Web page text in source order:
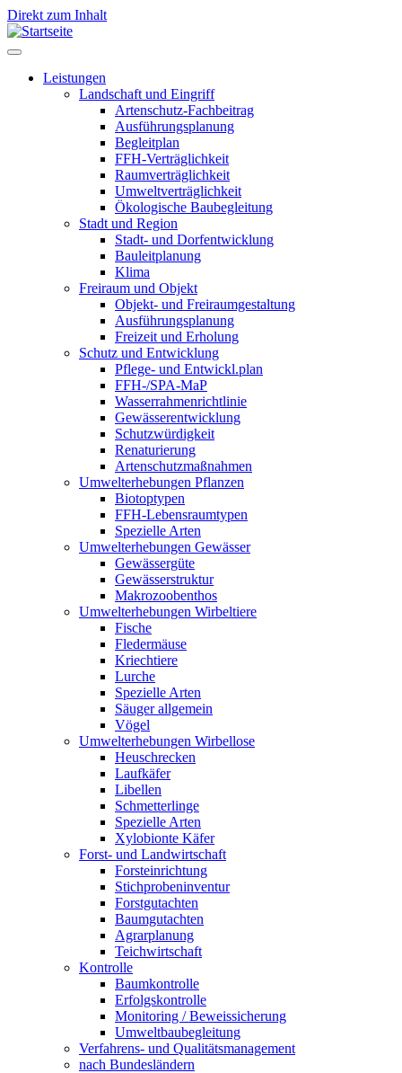
Direkt zum Inhalt
Leistungen
Leistungen
Landschaft und Eingriff
Artenschutz-Fachbeitrag
Ausführungsplanung
Begleitplan
FFH-Verträglichkeit
Raumverträglichkeit
Umweltverträglichkeit
Ökologische Baubegleitung
Stadt und Region
Stadt- und Dorfentwicklung
Bauleitplanung
Klima
Freiraum und Objekt
Objekt- und Freiraumgestaltung
Ausführungsplanung
Freizeit und Erholung
Schutz und Entwicklung
Pflege- und Entwickl.plan
FFH-/SPA-MaP
Wasserrahmenrichtlinie
Gewässerentwicklung
Schutzwürdigkeit
Renaturierung
Artenschutzmaßnahmen
Umwelterhebungen Pflanzen
Biotoptypen
FFH-Lebensraumtypen
Spezielle Arten
Umwelterhebungen Gewässer
Gewässergüte
Gewässerstruktur
Makrozoobenthos
Umwelterhebungen Wirbeltiere
Fische
Fledermäuse
Kriechtiere
Lurche
Spezielle Arten
Säuger allgemein
Vögel
Umwelterhebungen Wirbellose
Heuschrecken
Laufkäfer
Libellen
Schmetterlinge
Spezielle Arten
Xylobionte Käfer
Forst- und Landwirtschaft
Forsteinrichtung
Stichprobeninventur
Forstgutachten
Baumgutachten
Agrarplanung
Teichwirtschaft
Kontrolle
Baumkontrolle
Erfolgskontrolle
Monitoring / Beweissicherung
Umweltbaubegleitung
Verfahrens- und Qualitätsmanagement
nach Bundesländern